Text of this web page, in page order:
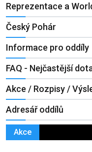
Reprezentace a
Český Pohár
Informace pro oddíly
FAQ - Nejčastější
Akce / Rozpisy /
Adresář oddílů
Akce